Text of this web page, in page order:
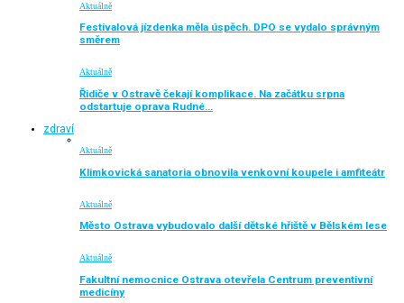
Aktuálně
Festivalová jízdenka měla úspěch. DPO se vydalo správným
směrem
Aktuálně
Řidiče v Ostravě čekají komplikace. Na začátku srpna
odstartuje oprava Rudné…
zdraví
Aktuálně
Klimkovická sanatoria obnovila venkovní koupele i amfiteátr
Aktuálně
Město Ostrava vybudovalo další dětské hřiště v Bělském lese
Aktuálně
Fakultní nemocnice Ostrava otevřela Centrum preventivní
medicíny